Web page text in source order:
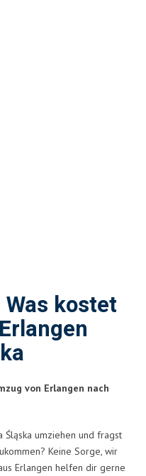
kostet
von Erlangen nach
Śląska umziehen und fragst
Keine Sorge, wir
Erlangen helfen dir gerne